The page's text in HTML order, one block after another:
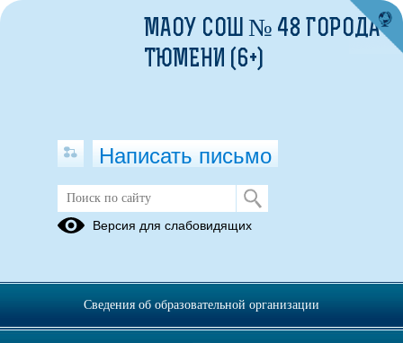
Карта сайта
Прием обращений через ПОС
Дополнительные сведения
МАОУ СОШ № 48 ГОРОДА
ТЮМЕНИ (6+)
Написать письмо
Версия для слабовидящих
Сведения об образовательной организации